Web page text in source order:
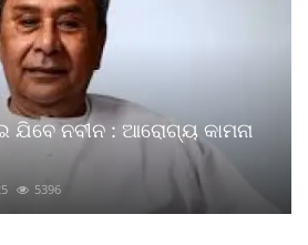
ଯିବେ ନବୀନ : ଆରୋଗ୍ୟ କାମନା
5396